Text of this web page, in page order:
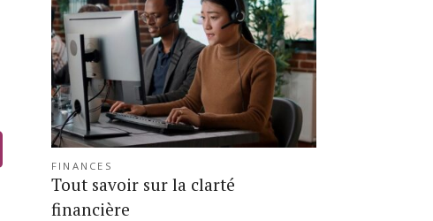
FINANCES
Tout savoir sur la clarté
financière